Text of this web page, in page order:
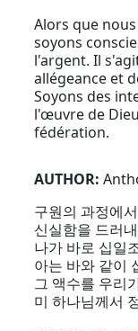
Alors que
soyons
l'argent. Il
allégeance et
Soyons des
l'œuvre de
fédération.
AUTHOR:
구원의 과정에
신실함을 드러
나가 바로 십일
아는 바와 같이
그 액수를 우리
미 하나님께서